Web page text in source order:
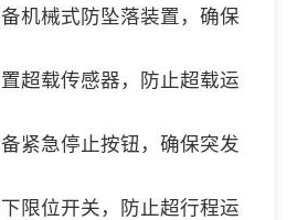
机械式防坠落装置，确保
超载传感器，防止超载运
紧急停止按钮，确保突发
限位开关，防止超行程运